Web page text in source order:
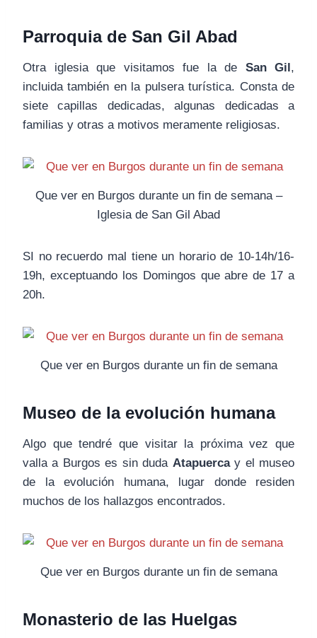
Parroquia de San Gil Abad
Otra iglesia que visitamos fue la de San Gil ,
incluida también en la pulsera turística. Consta de
siete capillas dedicadas, algunas dedicadas a
familias y otras a motivos meramente religiosas.
Que ver en Burgos durante un fin de semana –
Iglesia de San Gil Abad
SI no recuerdo mal tiene un horario de 10-14h/16-
19h, exceptuando los Domingos que abre de 17 a
20h.
Que ver en Burgos durante un fin de semana
Museo de la evolución humana
Algo que tendré que visitar la próxima vez que
valla a Burgos es sin duda Atapuercay el museo
de la evolución humana, lugar donde residen
muchos de los hallazgos encontrados.
Que ver en Burgos durante un fin de semana
Monasterio de las Huelgas